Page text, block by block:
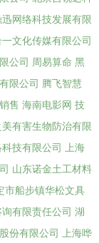
网络科技发展有限
文化传媒有限公司
公司 周易算命 黑
限公司 腾飞智慧
售 海南电影网 技
有害生物防治有限
技有限公司
上海
山东诺金土工材料
市船步镇华松文具
有限责任公司 湖
份有限公司
上海哗